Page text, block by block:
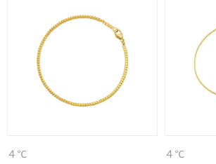
４℃ ４℃